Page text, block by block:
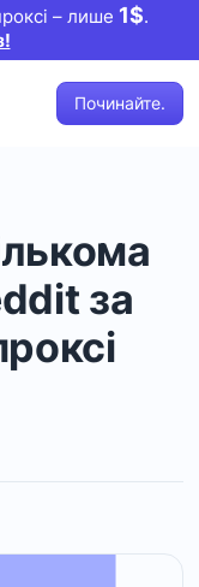
– лише 1$.
Починайте.
за